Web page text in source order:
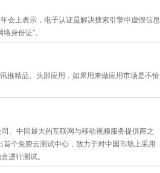
会上表示，电子认证是解决搜索引擎中虚假信息
身份证”。
推精品、头部应用，如果用来做应用市场是不恰
、中国最大的互联网与移动视频服务提供商之
个免费云测试中心，致力于对中国市场上采用
进行测试。